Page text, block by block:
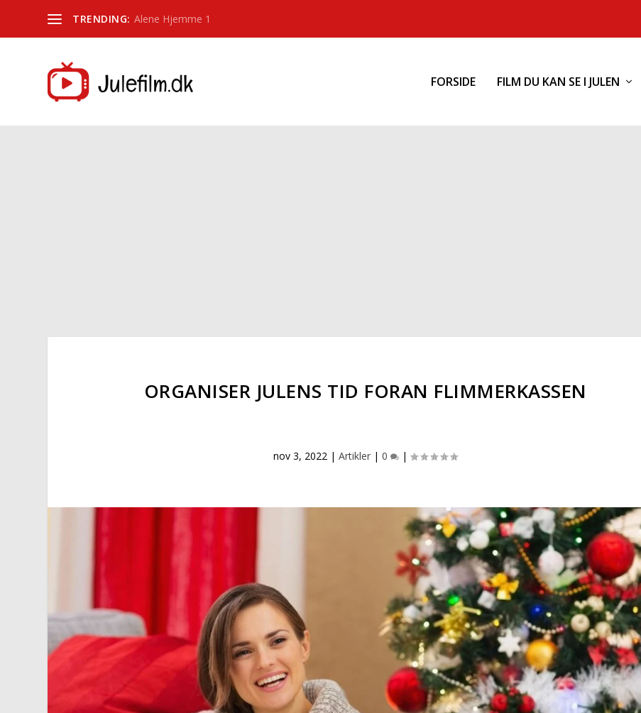
TRENDING: Alene Hjemme 1
FORSIDE FILM DU KAN SE I JULEN
ORGANISER JULENS TID FORAN FLIMMERKASSEN
nov 3, 2022 |Artikler |0 |